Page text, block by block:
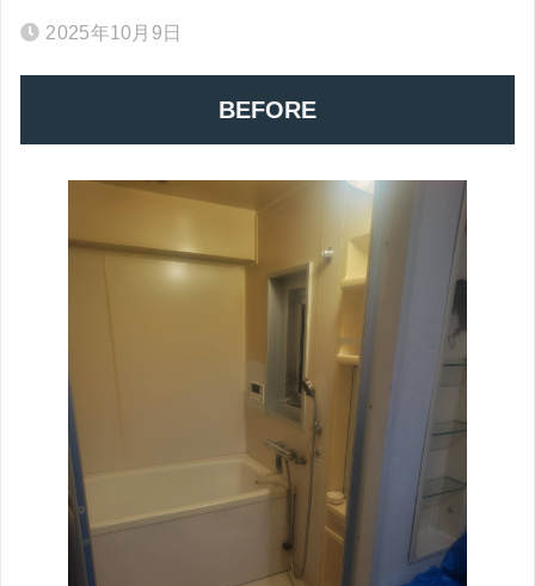
2025年10月9日
BEFORE